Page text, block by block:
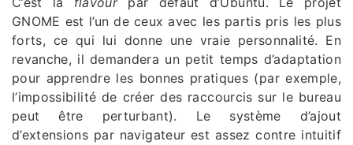
GNOME est l’un de ceux avec les partis pris les plus
forts, ce qui lui donne une vraie personnalité. En
revanche, il demandera un petit temps d’adaptation
pour apprendre les bonnes pratiques (par exemple,
l’impossibilité de créer des raccourcis sur le bureau
peut être perturbant). Le système d’ajout
d’extensions par navigateur est assez contre intuitif